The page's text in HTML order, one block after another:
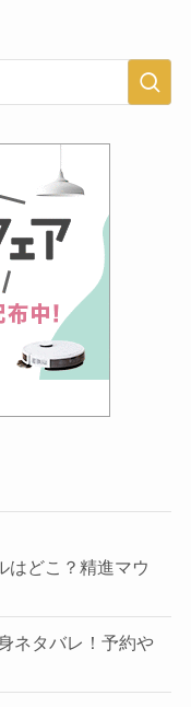
はどこ？精進マウ
ネタバレ！予約や